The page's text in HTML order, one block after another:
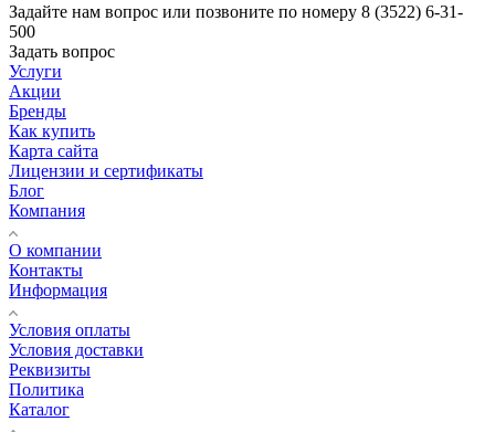
Задайте нам вопрос или позвоните по номеру 8 (3522) 6-31-
500
Задать вопрос
Услуги
Акции
Бренды
Как купить
Карта сайта
Лицензии и сертификаты
Блог
Компания
О компании
Контакты
Информация
Условия оплаты
Условия доставки
Реквизиты
Политика
Каталог